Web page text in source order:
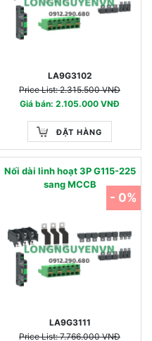
LA9G3102
Price List: 2.315.500 VNĐ
Giá bán: 2.105.000 VNĐ
ĐẶT HÀNG
Nối dài linh hoạt 3P G115-225
sang MCCB
LA9G3111
Price List: 7.766.000 VNĐ
- 0%